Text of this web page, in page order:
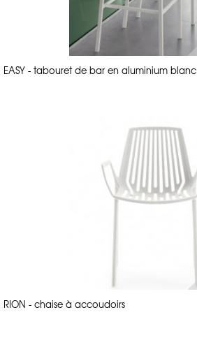
EASY - tabouret de bar en aluminium blanc
RION - chaise à accoudoirs